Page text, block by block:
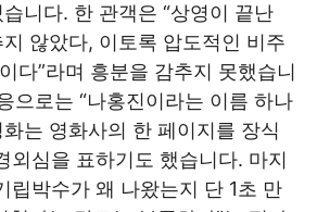
니다. 한 관객은 “상영이 끝난
않았다, 이토록 압도적인 비주
다”라며 흥분을 감추지 못했습니
으로는 “나홍진이라는 이름 하나
는 영화사의 한 페이지를 장식
외심을 표하기도 했습니다. 마지
립박수가 왜 나왔는지 단 1초 만